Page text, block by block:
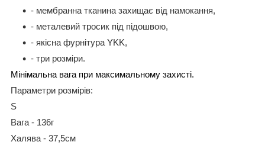
- мембранна тканина захищає від намокання,
- металевий тросик під підошвою,
- якісна фурнітура YKK,
- три розміри.
Мінімальна вага при максимальному захисті.
Параметри розмірів:
S
Вага - 136г
Халява - 37,5см